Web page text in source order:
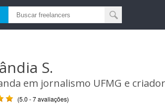
S.
em jornalismo UFMG e
(5.0 - 7 avaliações)